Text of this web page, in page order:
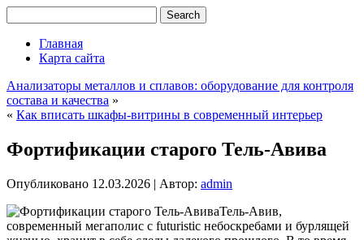
Главная
Карта сайта
Анализаторы металлов и сплавов: оборудование для контроля
состава и качества »
« Как вписать шкафы-витрины в современный интерьер
Фортификации старого Тель-Авива
Опубликовано 12.03.2026 | Автор: admin
Тель-Авив,
современный мегаполис с futuristic небоскребами и бурлящей